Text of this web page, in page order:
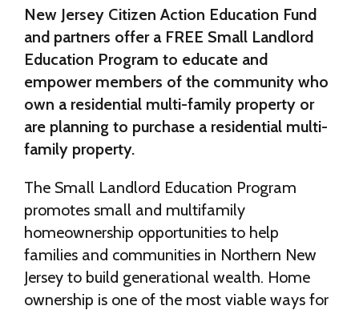
New Jersey Citizen Action Education Fund
and partners offer a FREE Small Landlord
Education Program to educate and
empower members of the community who
own a residential multi-family property or
are planning to purchase a residential multi-
family property.
The Small Landlord Education Program
promotes small and multifamily
homeownership opportunities to help
families and communities in Northern New
Jersey to build generational wealth. Home
ownership is one of the most viable ways for